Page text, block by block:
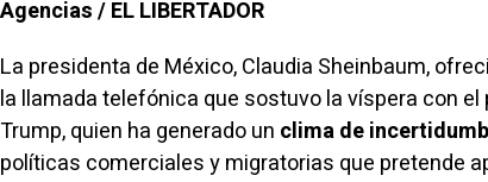
Agencias / EL LIBERTADOR
La presidenta de México, Claudia Sheinbaum,
la llamadatelefónica que sostuvo la víspera con el
Trump, quien ha generado un clima de
políticas comerciales y migratorias que pretende